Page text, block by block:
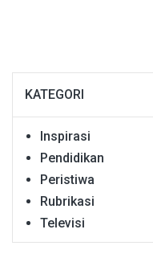
KATEGORI
Inspirasi
Pendidikan
Peristiwa
Rubrikasi
Televisi